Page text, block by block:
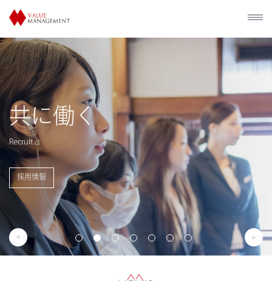
歴史的建造物の
利活用
Utilization of Historical Facilities
事業概要を見る